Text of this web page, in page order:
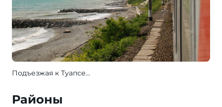
Подъезжая к Туапсе...
Районы